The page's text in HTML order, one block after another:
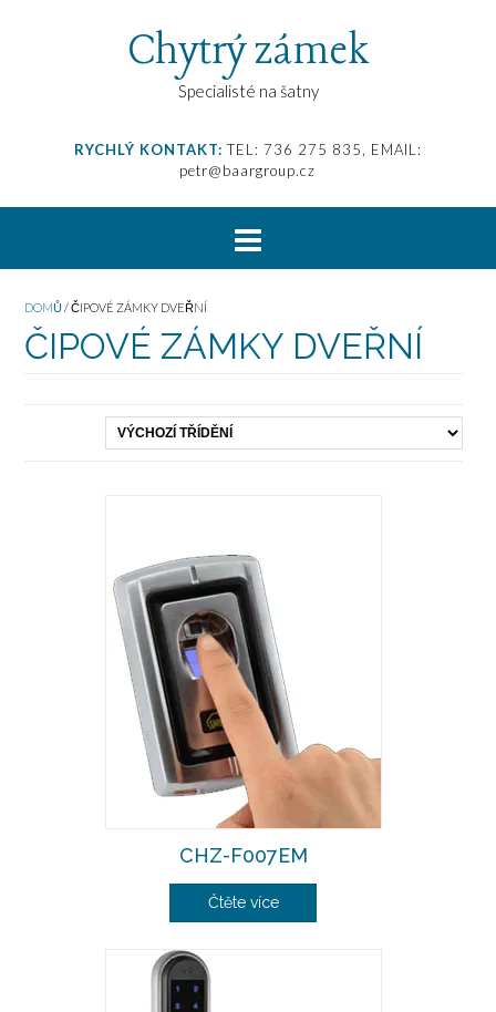
Chytrý zámek
Specialisté na šatny
RYCHLÝ KONTAKT: TEL: 736 275 835, EMAIL:
petr@baargroup.cz
DOMŮ/ ČIPOVÉ ZÁMKY DVEŘNÍ
ČIPOVÉ ZÁMKY DVEŘNÍ
CHZ-F007EM
Čtěte více